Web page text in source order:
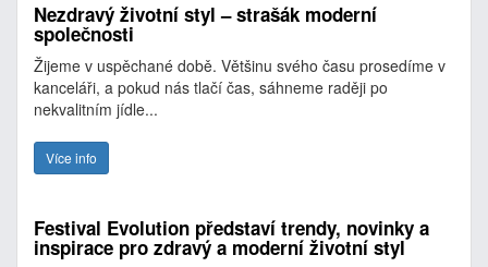
Nezdravý životní styl – strašák moderní
společnosti
Žijeme v uspěchané době. Většinu svého času prosedíme v
kanceláři, a pokud nás tlačí čas, sáhneme raději po
nekvalitním jídle...
Více info
Festival Evolution představí trendy, novinky a
inspirace pro zdravý a moderní životní styl